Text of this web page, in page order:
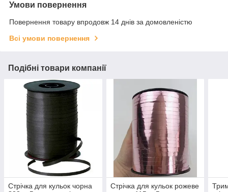
Умови повернення
Повернення товару впродовж 14 днів за домовленістю
Всі умови повернення
Подібні товари компанії
Стрічка для кульок чорна
Стрічка для кульок рожеве